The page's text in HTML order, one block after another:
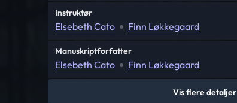
Instruktør
Elsebeth Cato Finn Løkkegaard
Manuskriptforfatter
Elsebeth Cato Finn Løkkegaard
Vis flere detaljer